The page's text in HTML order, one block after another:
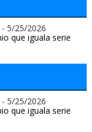
- 5/25/2026
que iguala serie
- 5/25/2026
que iguala serie